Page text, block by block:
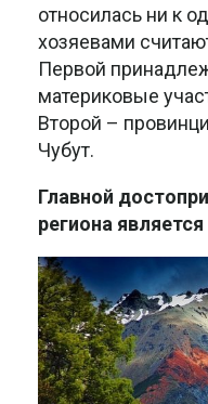
относилась ни к
хозяевами
Первой
материковые
Второй –
Чубут.
Главной
региона